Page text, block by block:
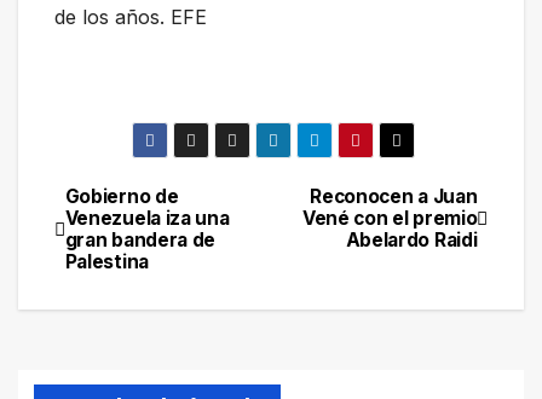
de los años. EFE
Navegación
de
entradas
Reconocen a Juan
Vené con el premio
Abelardo Raidi
Gobierno de
Venezuela iza una
gran bandera de
Palestina